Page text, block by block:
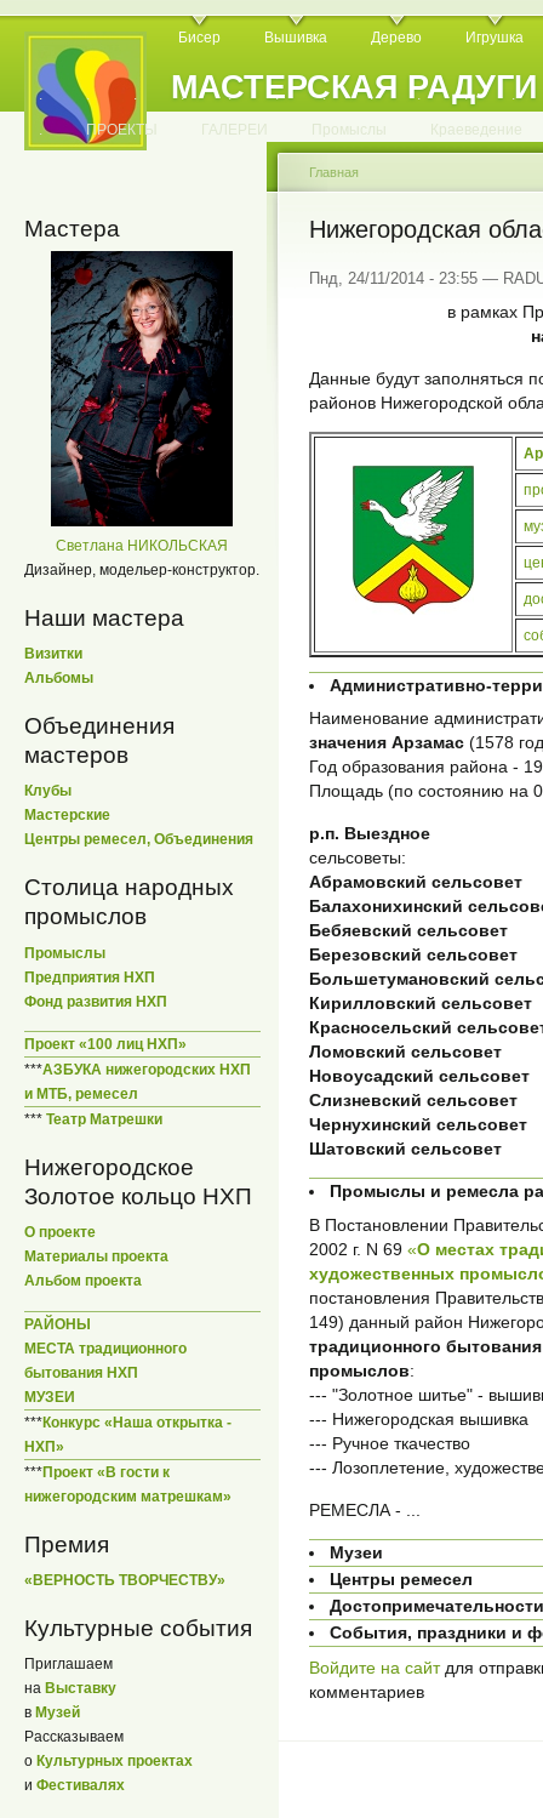
МАСТЕРСКАЯ РАДУГИ
Бисер Вышивка Дерево Игрушка
. . . . . . . . . . .
. ПРОЕКТЫ ГАЛЕРЕИ Промыслы Краеведение
Мастера
Светлана НИКОЛЬСКАЯ
Дизайнер, модельер-конструктор.
Наши мастера
Визитки
Альбомы
Объединения
мастеров
Клубы
Мастерские
Центры ремесел, Объединения
Столица народных
промыслов
Промыслы
Предприятия НХП
Фонд развития НХП
Проект «100 лиц НХП»
***АЗБУКА нижегородских НХП
и МТБ, ремесел
*** Театр Матрешки
Нижегородское
Золотое кольцо НХП
О проекте
Материалы проекта
Альбом проекта
РАЙОНЫ
МЕСТА традиционного
бытования НХП
МУЗЕИ
***Конкурс «Наша открытка -
НХП»
***Проект «В гости к
нижегородским матрешкам»
Премия
«ВЕРНОСТЬ ТВОРЧЕСТВУ»
Культурные события
Приглашаем
на Выставку
в Музей
Рассказываем
о Культурных проектах
и Фестивалях
Главная
Нижегородская
Пнд, 24/11/2014 - 23:55 —
в рамках
Данные будут заполняться
районов Нижегородской
Административно-
Наименование
значения Арзамас (1578
Год образования района -
Площадь (по состоянию на
р.п. Выездное
сельсоветы:
Абрамовский сельсовет
Балахонихинский
Бебяевский сельсовет
Березовский сельсовет
Большетумановский
Кирилловский сельсовет
Красносельский
Ломовский сельсовет
Новоусадский сельсовет
Слизневский сельсовет
Чернухинский сельсовет
Шатовский сельсовет
Промыслы и ремесла
В Постановлении
2002 г. N 69 «О местах
художественных
постановления
149) данный район
традиционного
промыслов:
--- "Золотное шитье" -
--- Нижегородская вышивка
--- Ручное ткачество
--- Лозоплетение,
РЕМЕСЛА - ...
Музеи
Центры ремесел
Достопримечательности
События, праздники и
Войдите на сайтдля
комментариев